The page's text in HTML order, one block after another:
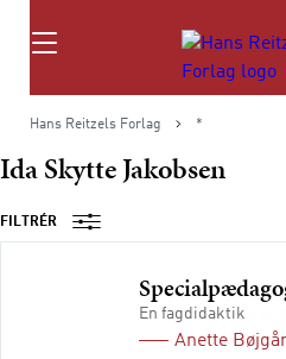
Søg
Hans Reitzels Forlag *
Ida Skytte Jakobsen
FILTRÉR
En fagdidaktik
Anette